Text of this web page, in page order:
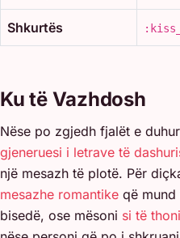
Shkurtës
Ku të Vazhdosh
Nëse po zgjedh fjalët e
gjeneruesi i letrave të
një mesazh të plotë. Për
mesazhe romantike që
bisedë, ose mësoni si të